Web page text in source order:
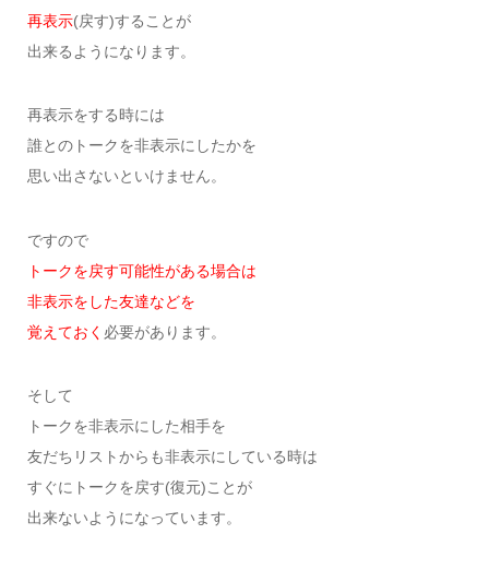
再表示(戻す)することが
出来るようになります。
再表示をする時には
誰とのトークを非表示にしたかを
思い出さないといけません。
ですので
トークを戻す可能性がある場合は
非表示をした友達などを
覚えておく 必要があります。
そして
トークを非表示にした相手を
友だちリストからも非表示にしている時は
すぐにトークを戻す(復元)ことが
出来ないようになっています。